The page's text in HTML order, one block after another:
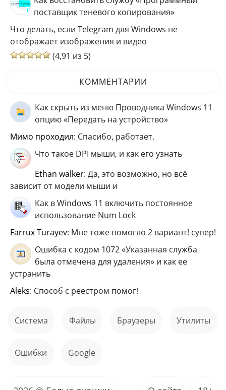
поставщик теневого копирования»
Что делать, если Telegram для Windows не
отображает изображения и видео
(4,91 из 5)
КОММЕНТАРИИ
Как скрыть из меню Проводника Windows 11
опцию «Передать на устройство»
мимо проходил: Спасибо, работает.
Что такое DPI мыши, и как его узнать
ethan walker: Да, это возможно, но всё
зависит от модели мыши и
Как в Windows 11 включить постоянное
использование Num Lock
Farrux Turayev: Мне тоже помогло 2 вариант! супер!
Ошибка с кодом 1072 «Указанная служба
была отмечена для удаления» и как ее
устранить
aleks: Способ с реестром помог!
Система файлы Браузеры Утилиты
ошибки Google